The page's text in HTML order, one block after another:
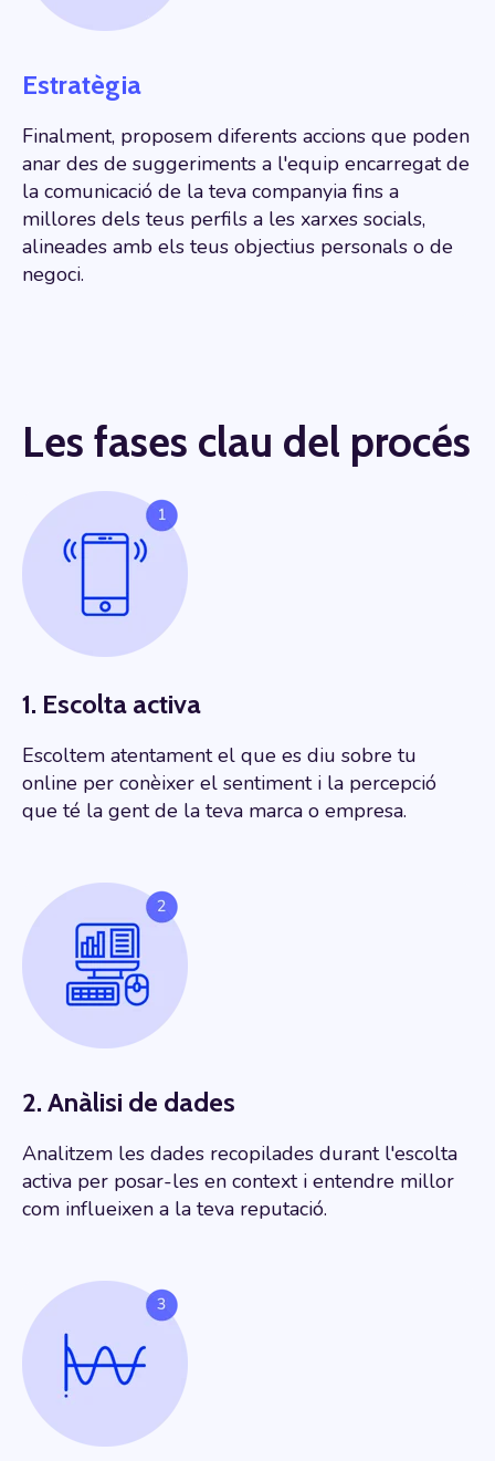
Estratègia
Finalment, proposem diferents accions que poden
anar des de suggeriments a l'equip encarregat de
la comunicació de la teva companyia fins a
millores dels teus perfils a les xarxes socials,
alineades amb els teus objectius personals o de
negoci.
Les fases clau del procés
1. Escolta activa
Escoltem atentament el que es diu sobre tu
online per conèixer el sentiment i la percepció
que té la gent de la teva marca o empresa.
2. Anàlisi de dades
Analitzem les dades recopilades durant l'escolta
activa per posar-les en context i entendre millor
com influeixen a la teva reputació.